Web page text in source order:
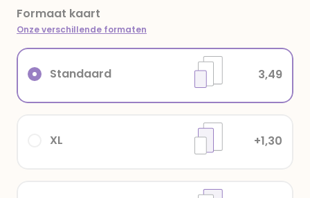
Formaat kaart
Onze verschillende formaten
XL +1,30
Standaard 3,49